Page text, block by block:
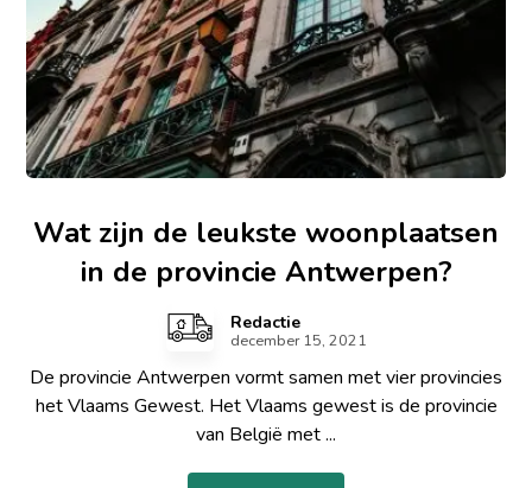
Wat zijn de leukste woonplaatsen
in de provincie Antwerpen?
Redactie
december 15, 2021
De provincie Antwerpen vormt samen met vier provincies
het Vlaams Gewest. Het Vlaams gewest is de provincie
van België met ...